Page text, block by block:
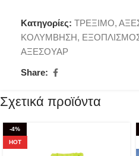
Κατηγορίες: ΤΡΕΞΙΜΟ,
ΚΟΛΥΜΒΗΣΗ,
ΑΞΕΣΟΥΑΡ
Share:
Σχετικά προϊόντα
-4%
HOT